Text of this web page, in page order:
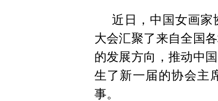
近日，中国女画家
大会汇聚了来自全国
的发展方向，推动中
生了新一届的协会主
事。